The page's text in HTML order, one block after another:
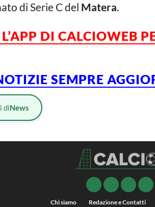
di Serie C del Matera.
DI CALCIOWEB
SEMPRE
diNews
Chi siamo Redazione e Contatti